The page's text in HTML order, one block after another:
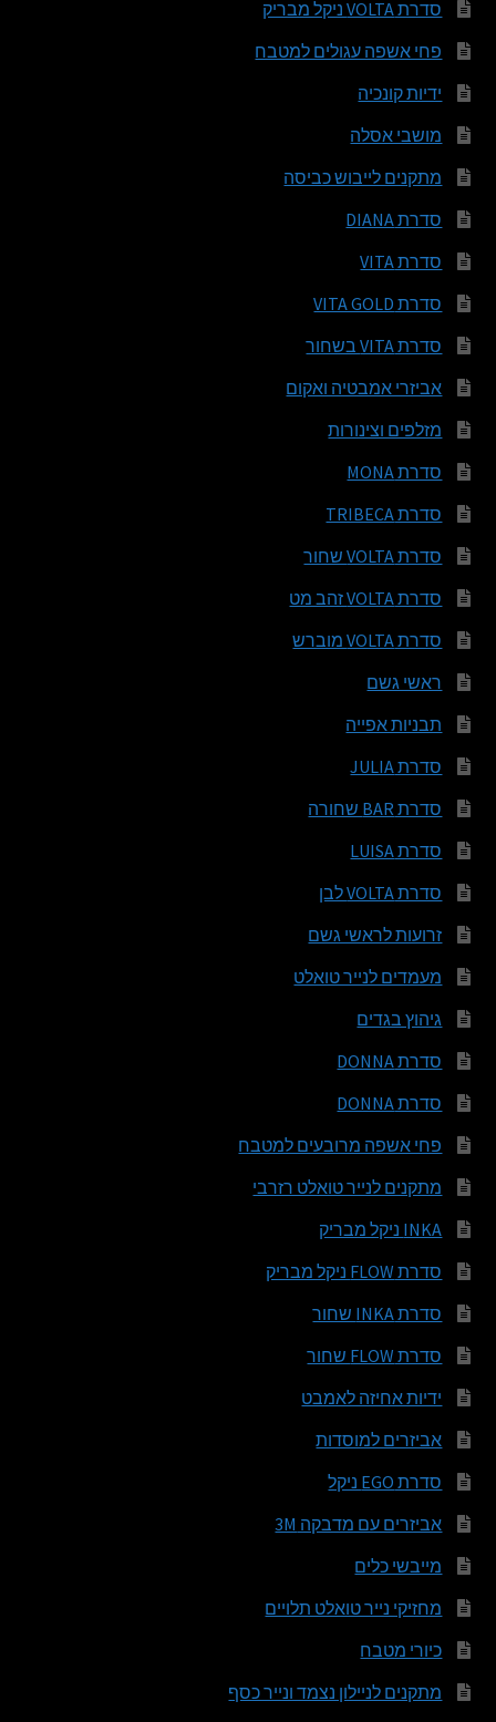
סדרת VOLTA ניקל מבריק
פחי אשפה עגולים למטבח
ידיות קונכיה
מושבי אסלה
מתקנים לייבוש כביסה
סדרת DIANA
סדרת VITA
סדרת VITA GOLD
סדרת VITA בשחור
אביזרי אמבטיה ואקום
מזלפים וצינורות
סדרת MONA
סדרת TRIBECA
סדרת VOLTA שחור
סדרת VOLTA זהב מט
סדרת VOLTA מוברש
ראשי גשם
תבניות אפייה
סדרת JULIA
סדרת BAR שחורה
סדרת LUISA
סדרת VOLTA לבן
זרועות לראשי גשם
מעמדים לנייר טואלט
גיהוץ בגדים
סדרת DONNA
סדרת DONNA
פחי אשפה מרובעים למטבח
מתקנים לנייר טואלט רזרבי
INKA ניקל מבריק
סדרת FLOW ניקל מבריק
סדרת INKA שחור
סדרת FLOW שחור
ידיות אחיזה לאמבט
אביזרים למוסדות
סדרת EGO ניקל
אביזרים עם מדבקה 3M
מייבשי כלים
מחזיקי נייר טואלט תלויים
כיורי מטבח
מתקנים לניילון נצמד ונייר כסף